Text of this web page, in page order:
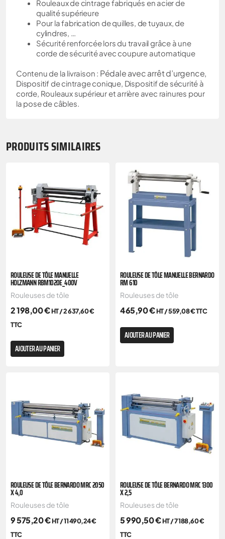
Rouleaux de cintrage fabriqués en acier de
qualité supérieure
Pour la fabrication de quilles, de tuyaux, de
cylindres, …
Sécurité renforcée lors du travail grâce à une
corde de sécurité avec coupure automatique
Contenu de la livraison : Pédale avec arrêt d’urgence,
Dispositif de cintrage conique, Dispositif de sécurité à
corde, Rouleaux supérieur et arrière avec rainures pour
la pose de câbles.
PRODUITS SIMILAIRES
ROULEUSE DE TÔLE MANUELLE
HOLZMANN RBM1020E_400V
Rouleuses de tôle
2 198,00€HT /2 637,60€
TTC
AJOUTER AU PANIER
ROULEUSE DE TÔLE MANUELLE BERNARDO
RM 610
Rouleuses de tôle
465,90€HT /559,08€TTC
AJOUTER AU PANIER
ROULEUSE DE TÔLE BERNARDO MRC 2050
X 4,0
Rouleuses de tôle
9 575,20€HT /11 490,24€
TTC
ROULEUSE DE TÔLE BERNARDO MRC 1300
X 2,5
Rouleuses de tôle
5 990,50€HT /7 188,60€
TTC